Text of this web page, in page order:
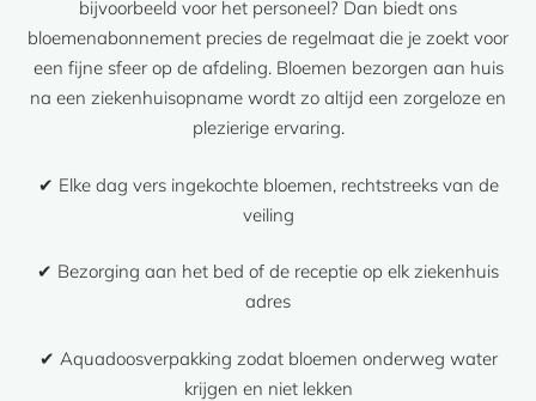
bijvoorbeeld voor het personeel? Dan biedt ons
bloemenabonnement precies de regelmaat die je zoekt voor
een fijne sfeer op de afdeling. Bloemen bezorgen aan huis
na een ziekenhuisopname wordt zo altijd een zorgeloze en
plezierige ervaring.
✔ Elke dag vers ingekochte bloemen, rechtstreeks van de
veiling
✔ Bezorging aan het bed of de receptie op elk ziekenhuis
adres
✔ Aquadoosverpakking zodat bloemen onderweg water
krijgen en niet lekken